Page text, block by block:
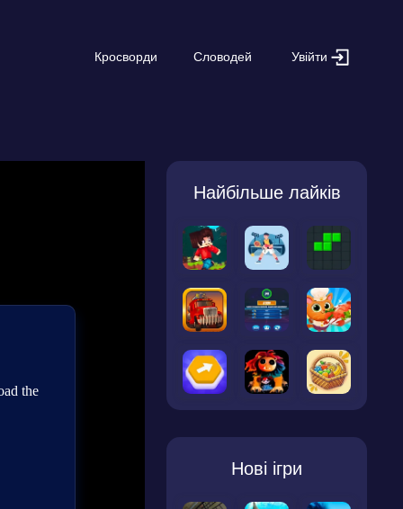
Кросворди Словодей Увійти
Найбільше лайків
Нові ігри